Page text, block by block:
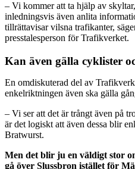
– Vi kommer att ta hjälp av
inledningsvis även anlita
tillrättavisar vilsna trafikanter,
presstalesperson för Trafikverket.
Kan även gälla cyklister
En omdiskuterad del av
enkelriktningen även ska gälla
– Vi ser att det är trångt även på
är det logiskt att även dessa blir
Bratwurst.
Men det blir ju en väldigt stor
gå över Slussbron istället för